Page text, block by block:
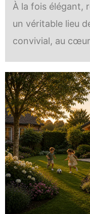
À la fois élégant,
un véritable lieu
convivial, au